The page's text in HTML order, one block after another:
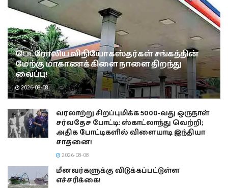
பெட்ரோலிய விநியோகஸ்தர்கள் சங்கத்தின்
மேற்கு மாகாணக் கிளை நாளை திறந்து
வைப்பு!
2026-08-08
வரலாற்று சிறப்புமிக்க 5000-வது ஒருநாள்
சர்வதேச போட்டி: ஸ்காட்லாந்து வெற்றி;
அதிக போட்டிகளில் விளையாடி இந்தியா
சாதனை!
2026-08-08
மீனவர்களுக்கு விடுக்கப்பட்டுள்ள
எச்சரிக்கை!